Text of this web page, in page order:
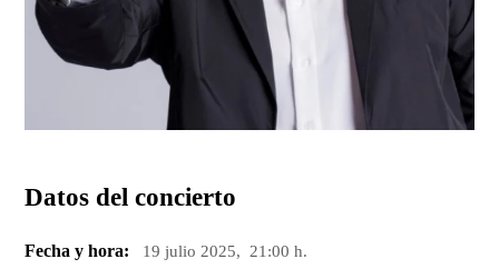
Datos del concierto
Fecha y hora: 19 julio 2025, 21:00 h.